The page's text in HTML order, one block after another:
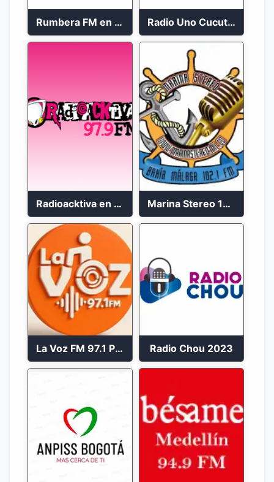
Rumbera FM en vivo 24/7 Radio Uno Cucuta 91.7 FM
Radioacktiva en vivo 97.9 FM Marina Stereo 102.1 FM
La Voz FM 97.1 Popayán en Vivo Radio Chou 2023